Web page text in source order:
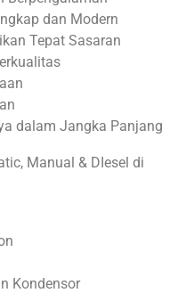
dan Modern
Tepat Sasaran
dalam Jangka Panjang
Manual & DIesel di
Kondensor